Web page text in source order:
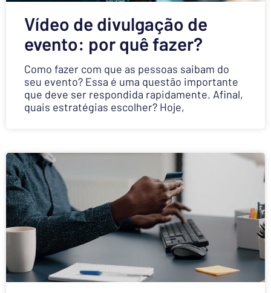
Vídeo de divulgação de
evento: por quê fazer?
Como fazer com que as pessoas saibam do
seu evento? Essa é uma questão importante
que deve ser respondida rapidamente. Afinal,
quais estratégias escolher? Hoje,